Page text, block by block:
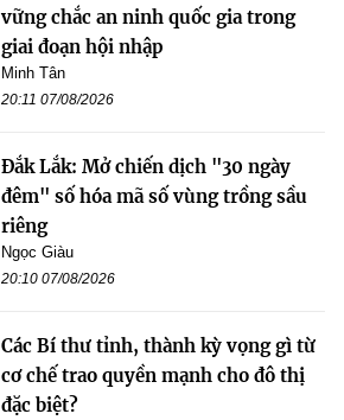
vững chắc an ninh quốc gia trong
giai đoạn hội nhập
Minh Tân
20:11 07/08/2026
Đắk Lắk: Mở chiến dịch "30 ngày
đêm" số hóa mã số vùng trồng sầu
riêng
Ngọc Giàu
20:10 07/08/2026
Các Bí thư tỉnh, thành kỳ vọng gì từ
cơ chế trao quyền mạnh cho đô thị
đặc biệt?